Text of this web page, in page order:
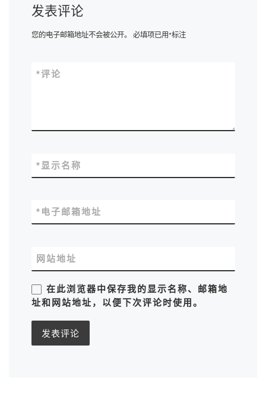
发表评论
您的电子邮箱地址不会被公开。 必填项已用*标注
评论
*
显示名称
*
电子邮箱地址
*
网站地址
在此浏览器中保存我的显示名称、邮箱地
址和网站地址，以便下次评论时使用。